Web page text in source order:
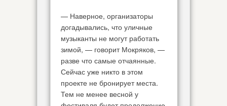
— Наверное, организаторы
догадывались, что уличные
музыканты не могут работать
зимой, — говорит Мокряков, —
разве что самые отчаянные.
Сейчас уже никто в этом
проекте не бронирует места.
Тем не менее весной у